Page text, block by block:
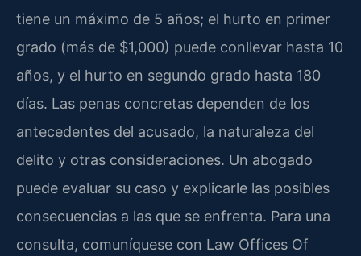
tiene un máximo de 5 años; el hurto en primer
grado (más de $1,000) puede conllevar hasta 10
años, y el hurto en segundo grado hasta 180
días. Las penas concretas dependen de los
antecedentes del acusado, la naturaleza del
delito y otras consideraciones. Un abogado
puede evaluar su caso y explicarle las posibles
consecuencias a las que se enfrenta. Para una
consulta, comuníquese con Law Offices Of